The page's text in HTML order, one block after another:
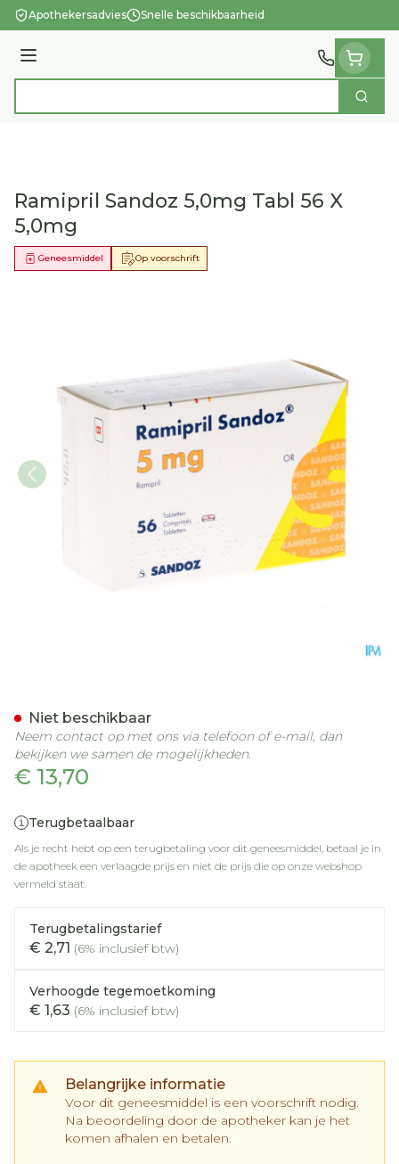
Ga naar de inhoud
Apothekersadvies Snelle beschikbaarheid
Menu
Zoek
Ramipril Sandoz 5,0mg Tabl 56 X
5,0mg
Op voorschrift
Geneesmiddel
€ 13,70
Terugbetaalbaar
Als je recht hebt op een terugbetaling voor dit geneesmiddel, betaal je in
de apotheek een verlaagde prijs en niet de prijs die op onze webshop
vermeld staat.
Terugbetalingstarief
€ 2,71 (6% inclusief btw)
Verhoogde tegemoetkoming
€ 1,63 (6% inclusief btw)
Belangrijke informatie
Voor dit geneesmiddel is een voorschrift nodig.
Na beoordeling door de apotheker kan je het
komen afhalen en betalen.
Niet beschikbaar
Neem contact op met ons via telefoon of e-mail, dan
bekijken we samen de mogelijkheden.